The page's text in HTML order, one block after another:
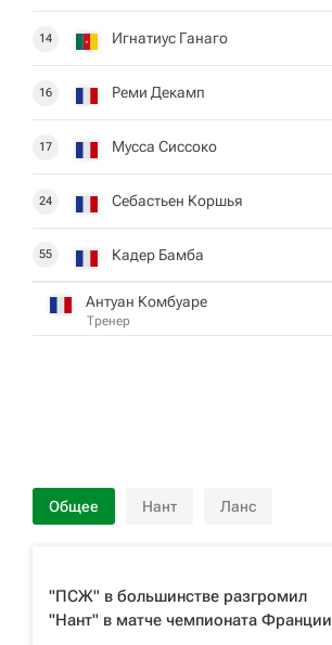
14 Игнатиус Ганаго
16 Реми Декамп
17 Мусса Сиссоко
24 Себастьен Коршья
55 Кадер Бамба
Антуан Комбуаре
Тренер
Общее Нант Ланс
"ПСЖ" в большинстве разгромил
"Нант" в матче чемпионата Франции